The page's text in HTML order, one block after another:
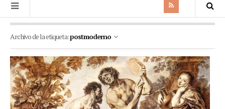
Archivo de la etiqueta:postmoderno